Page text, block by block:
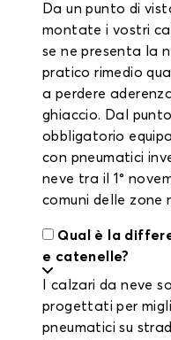
Da un punto di
montate i vostri
se ne presenta la
pratico rimedio
a perdere
ghiaccio. Dal
obbligatorio
con pneumatici
neve tra il 1°
comuni delle zone
Qual è la
e catenelle?
I calzari da neve
progettati per
pneumatici su